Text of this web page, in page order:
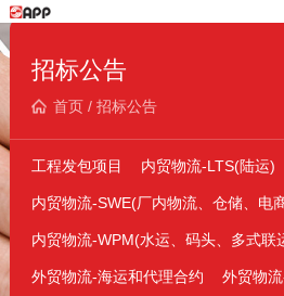
招标公告
首页/ 招标公告
工程发包项目 内贸物流-LTS(陆运)
内贸物流-SWE(厂内物流、仓储、电
内贸物流-WPM(水运、码头、多式联
外贸物流-海运和代理合约 外贸物